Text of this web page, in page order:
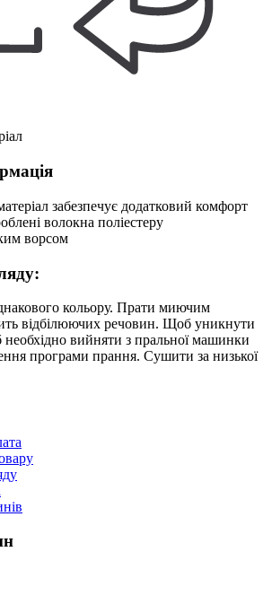
забезпечує додатковий комфорт
волокна поліестеру
ворсом
кольору. Прати миючим
відбілюючих речовин. Щоб уникнути
необхідно вийняти з пральної машинки
програми прання. Сушити за низької